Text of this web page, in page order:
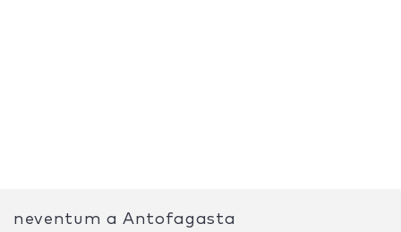
neventum a Antofagasta